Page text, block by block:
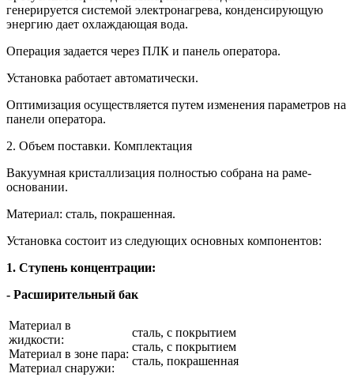
генерируется системой электронагрева, конденсирующую
энергию дает охлаждающая вода.
Операция задается через ПЛК и панель оператора.
Установка работает автоматически.
Оптимизация осуществляется путем изменения параметров на
панели оператора.
2. Объем поставки. Комплектация
Вакуумная кристаллизация полностью собрана на раме-
основании.
Материал: сталь, покрашенная.
Установка состоит из следующих основных компонентов:
1. Ступень концентрации:
- Расширительный бак
Материал в
жидкости:
Материал в зоне пара:
Материал снаружи:
сталь, с покрытием
сталь, с покрытием
сталь, покрашенная